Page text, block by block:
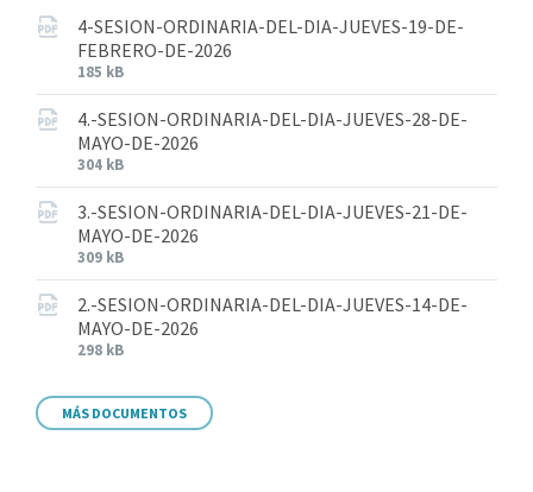
4-SESION-ORDINARIA-DEL-DIA-JUEVES-19-DE-
FEBRERO-DE-2026
185 kB
4.-SESION-ORDINARIA-DEL-DIA-JUEVES-28-DE-
MAYO-DE-2026
304 kB
3.-SESION-ORDINARIA-DEL-DIA-JUEVES-21-DE-
MAYO-DE-2026
309 kB
2.-SESION-ORDINARIA-DEL-DIA-JUEVES-14-DE-
MAYO-DE-2026
298 kB
MÁS DOCUMENTOS